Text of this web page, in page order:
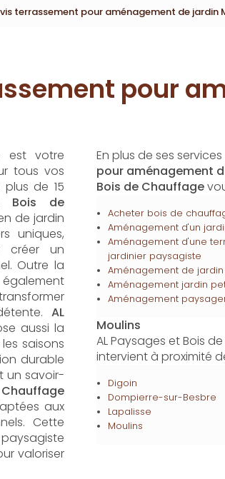
terrassement pour aménagement de jardin
pour
est votre
tous vos
plus de 15
Bois de
de jardin
uniques,
créer un
Outre la
AL
aussi la
saisons
durable
un savoir-
aux
Cette
valoriser
En plus de ses services
pour aménagement
Bois de Chauffage
Acheter bois de
Aménagement d'un
Aménagement d'une
jardinier paysagiste
Aménagement de jardin
Aménagement jardin
Aménagement
Moulins
AL Paysages et Bois
intervient à proximité
Digoin
Dompierre-sur-Besbre
Lapalisse
Moulins